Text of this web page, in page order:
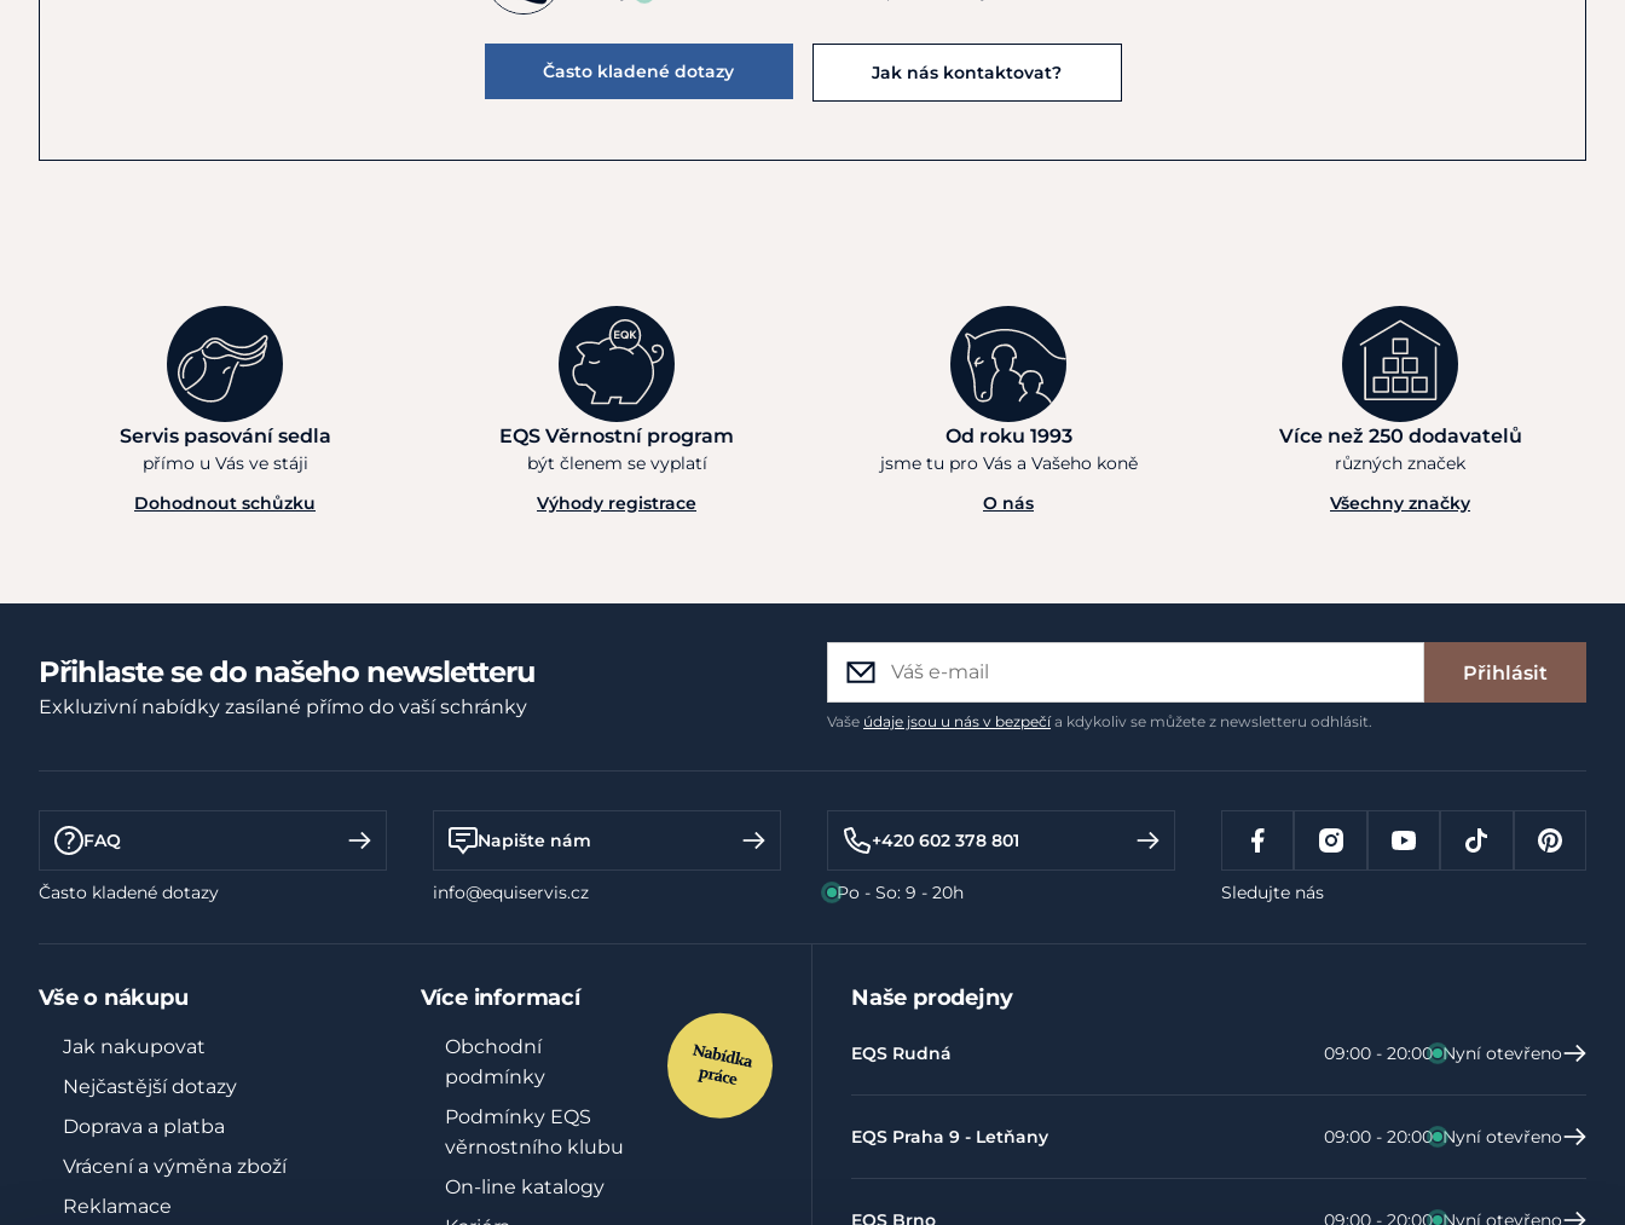
Často kladené dotazy Jak nás kontaktovat?
Servis pasování sedla
přímo u Vás ve stáji
Dohodnout schůzku
EQS Věrnostní program
být členem se vyplatí
Výhody registrace
Od roku 1993
jsme tu pro Vás a Vašeho koně
O nás
Více než 250 dodavatelů
různých značek
Všechny značky
Přihlaste se do našeho newsletteru
Exkluzivní nabídky zasílané přímo do vaší schránky
Přihlásit
Vaše údaje jsou u nás v bezpečía kdykoliv se můžete z newsletteru odhlásit.
FAQ
Často kladené dotazy
Napište nám
info@equiservis.cz
+420 602 378 801
Po - So: 9 - 20h Sledujte nás
Vše o nákupu
Jak nakupovat
Nejčastější dotazy
Doprava a platba
Vrácení a výměna zboží
Reklamace
Více informací
Obchodní
podmínky
Podmínky EQS
věrnostního klubu
On-line katalogy
Naše prodejny
EQS Rudná 09:00 - 20:00 Nyní otevřeno
EQS Praha 9 - Letňany 09:00 - 20:00 Nyní otevřeno
EQS Brno 09:00 - 20:00 Nyní otevřeno